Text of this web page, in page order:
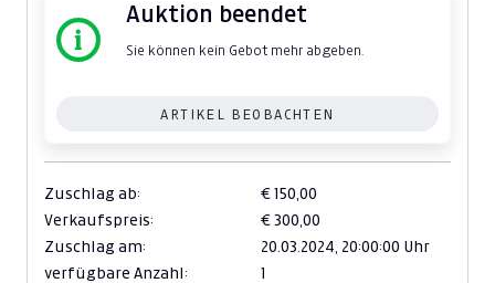
Auktion beendet
Sie können kein Gebot mehr abgeben.
ARTIKEL BEOBACHTEN
Zuschlag ab:
€ 150,00
Verkaufspreis:
€ 300,00
Zuschlag am:
20.03.2024, 20:00:00 Uhr
verfügbare Anzahl:
1